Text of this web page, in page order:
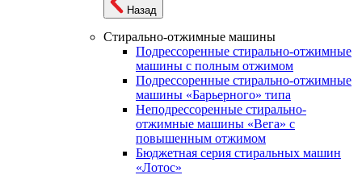
Назад
Стирально-отжимные машины
Подрессоренные стирально-отжимные
машины с полным отжимом
Подрессоренные стирально-отжимные
машины «Барьерного» типа
Неподрессоренные стирально-
отжимные машины «Вега» с
повышенным отжимом
Бюджетная серия стиральных машин
«Лотос»